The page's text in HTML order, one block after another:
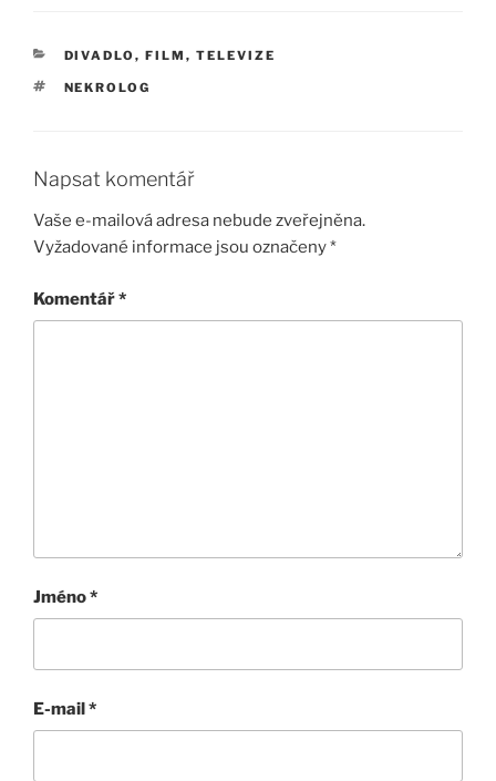
RUBRIKY
DIVADLO, FILM, TELEVIZE
ŠTÍTKY
NEKROLOG
Napsat komentář
Vaše e-mailová adresa nebude zveřejněna.
Vyžadované informace jsou označeny*
Komentář*
Jméno*
E-mail*